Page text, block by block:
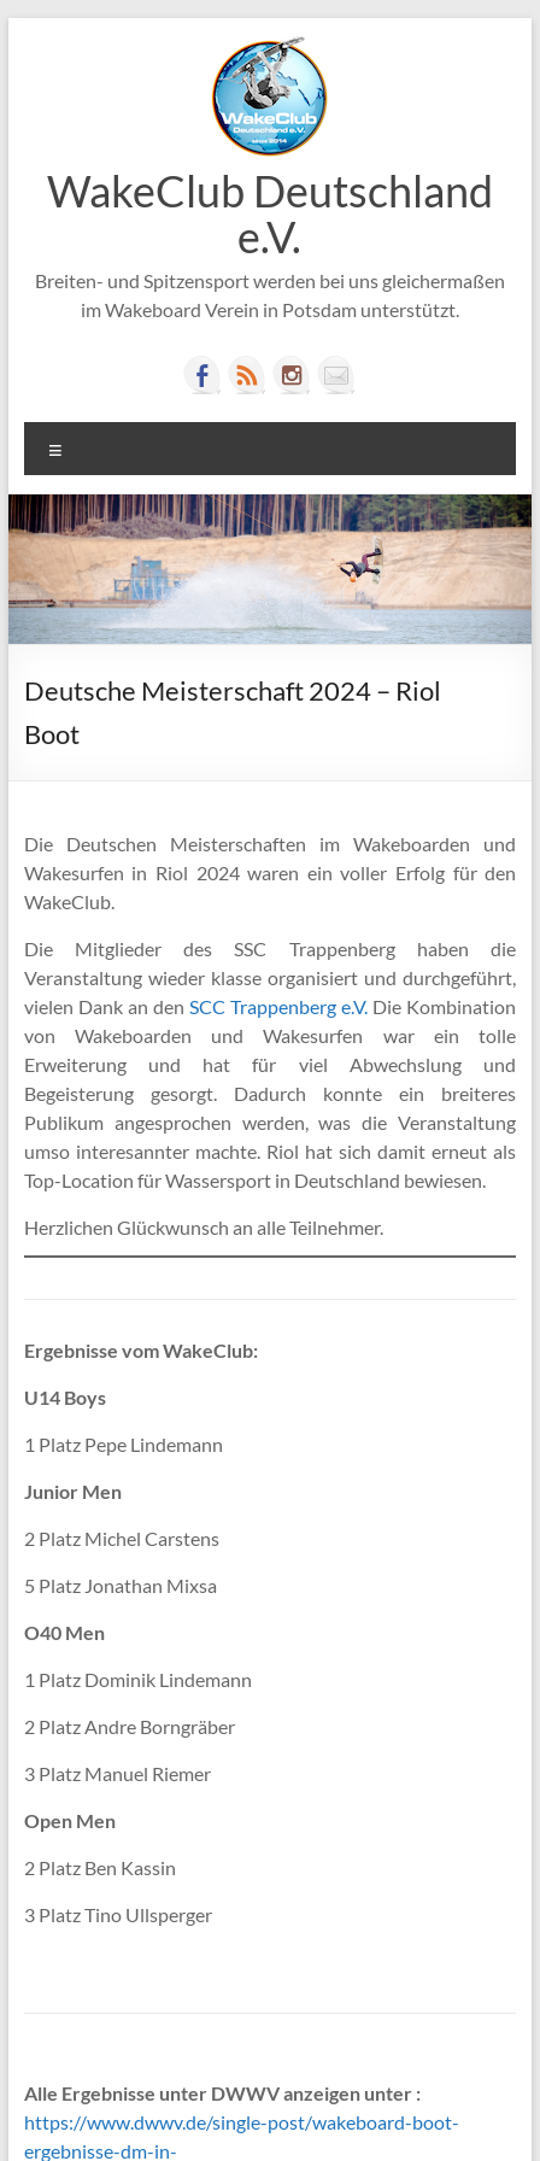
WakeClub Deutschland
e.V.
Breiten- und Spitzensport werden bei uns gleichermaßen
im Wakeboard Verein in Potsdam unterstützt.
Deutsche Meisterschaft 2024 – Riol
Boot
Die Deutschen Meisterschaften im Wakeboarden und
Wakesurfen in Riol 2024 waren ein voller Erfolg für den
WakeClub.
Die Mitglieder des SSC Trappenberg haben die
Veranstaltung wieder klasse organisiert und durchgeführt,
vielen Dank an den SCC Trappenberg e.V. Die Kombination
von Wakeboarden und Wakesurfen war ein tolle
Erweiterung und hat für viel Abwechslung und
Begeisterung gesorgt. Dadurch konnte ein breiteres
Publikum angesprochen werden, was die Veranstaltung
umso interesannter machte. Riol hat sich damit erneut als
Top-Location für Wassersport in Deutschland bewiesen.
Herzlichen Glückwunsch an alle Teilnehmer.
Ergebnisse vom WakeClub:
U14 Boys
1 Platz Pepe Lindemann
Junior Men
2 Platz Michel Carstens
5 Platz Jonathan Mixsa
O40 Men
1 Platz Dominik Lindemann
2 Platz Andre Borngräber
3 Platz Manuel Riemer
Open Men
2 Platz Ben Kassin
3 Platz Tino Ullsperger
Alle Ergebnisse unter DWWV anzeigen unter :
https://www.dwwv.de/single-post/wakeboard-boot-
ergebnisse-dm-in-